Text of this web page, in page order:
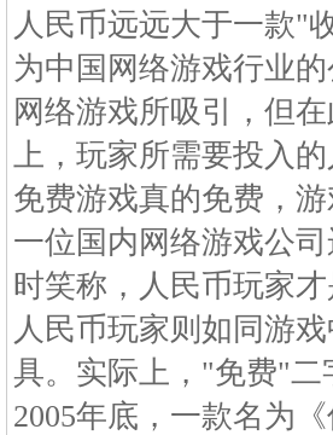
人民币远远大于一款"
为中国网络游戏行业
网络游戏所吸引，但
上，玩家所需要投入
免费游戏真的免费，
一位国内网络游戏公
时笑称，人民币玩家
人民币玩家则如同游
具。实际上，"免费"
2005年底，一款名为